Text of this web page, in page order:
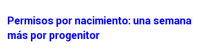
Permisos por nacimiento: una semana
más por progenitor